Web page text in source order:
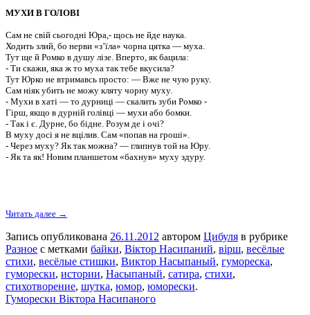
МУХИ В ГОЛОВІ
Сам не свій сьогодні Юра,- щось не йде наука.
Ходить злий, бо нерви «з’їла» чорна цятка — муха.
Тут ще й Ромко в душу лізе. Вперто, як бацила:
- Ти скажи, яка ж то муха так тебе вкусила?
Тут Юрко не втримавсь просто: — Вже не чую руку.
Сам ніяк убить не можу кляту чорну муху.
- Мухи в хаті — то дурниці — скалить зуби Ромко -
Гірш, якщо в дурній голівці — мухи або бомки.
- Так і є. Дурне, бо бідне. Розум де і очі?
В муху досі я не вцілив. Сам «попав на гроші».
- Через муху? Як так можна? — глипнув той на Юру.
- Як та як! Новим планшетом «бахнув» муху здуру.
Читать далее →
Запись опубликована 26.11.2012 автором Цибуля в рубрике
Разное с метками байки, Віктор Насипаний, вірш, весёлые
стихи, весёлые стишки, Виктор Насыпаный, гумореска,
гуморески, истории, Насыпаный, сатира, стихи,
стихотворение, шутка, юмор, юморески.
Гуморески Віктора Насипаного